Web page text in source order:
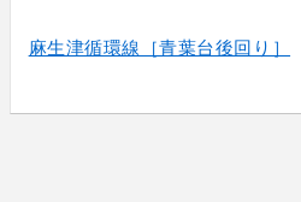
麻生津循環線［青葉台後回り］